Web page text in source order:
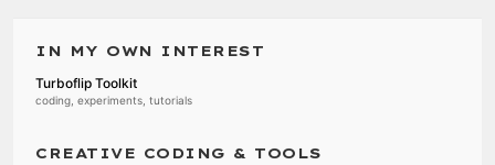
IN MY OWN INTEREST
Turboflip Toolkit
coding, experiments, tutorials
CREATIVE CODING & TOOLS